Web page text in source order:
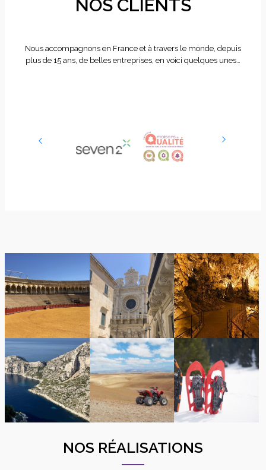
NOS CLIENTS
Nous accompagnons en France et à travers le monde, depuis
plus de 15 ans, de belles entreprises, en voici quelques unes…
NOS RÉALISATIONS